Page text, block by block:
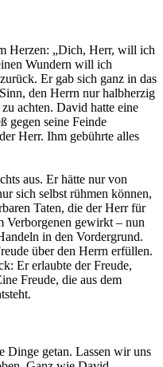
Herzen: „Dich, Herr, will ich
Wundern will ich
Er gab sich ganz in das
den Herrn nur halbherzig
achten. David hatte eine
gegen seine Feinde
Herr. Ihm gebührte alles
aus. Er hätte nur von
sich selbst rühmen können,
Taten, die der Herr für
Verborgenen gewirkt – nun
in den Vordergrund.
über den Herrn erfüllen.
Er erlaubte der Freude,
Freude, die aus dem
Dinge getan. Lassen wir uns